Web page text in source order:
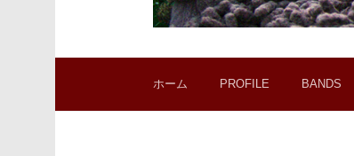
ホーム PROFILE BANDS